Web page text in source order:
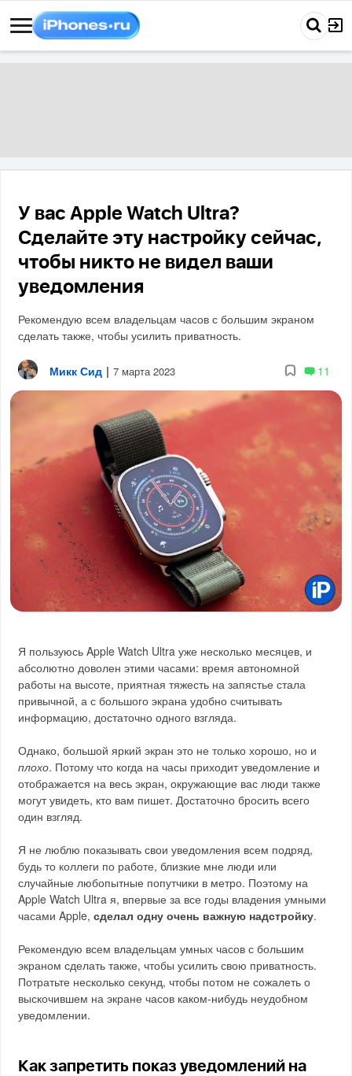
У вас Apple Watch Ultra?
Сделайте эту настройку сейчас,
чтобы никто не видел ваши
уведомления
Рекомендую всем владельцам часов с большим экраном
сделать также, чтобы усилить приватность.
Микк Сид | 7 марта 2023 11
Я пользуюсь Apple Watch Ultra уже несколько месяцев, и
абсолютно доволен этими часами: время автономной
работы на высоте, приятная тяжесть на запястье стала
привычной, а с большого экрана удобно считывать
информацию, достаточно одного взгляда.
Однако, большой яркий экран это не только хорошо, но и
плохо. Потому что когда на часы приходит уведомление и
отображается на весь экран, окружающие вас люди также
могут увидеть, кто вам пишет. Достаточно бросить всего
один взгляд.
Я не люблю показывать свои уведомления всем подряд,
будь то коллеги по работе, близкие мне люди или
случайные любопытные попутчики в метро. Поэтому на
Apple Watch Ultra я, впервые за все годы владения умными
часами Apple,сделал одну очень важную надстройку.
Рекомендую всем владельцам умных часов с большим
экраном сделать также, чтобы усилить свою приватность.
Потратьте несколько секунд, чтобы потом не сожалеть о
выскочившем на экране часов каком-нибудь неудобном
уведомлении.
Как запретить показ уведомлений на